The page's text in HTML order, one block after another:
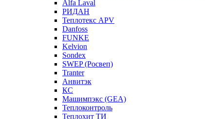
Alfa Laval
РИДАН
Теплотекс APV
Danfoss
FUNKE
Kelvion
Sondex
SWEP (Росвеп)
Tranter
Анвитэк
КС
Машимпэкс (GEA)
Теплоконтроль
Теплохит ТИ